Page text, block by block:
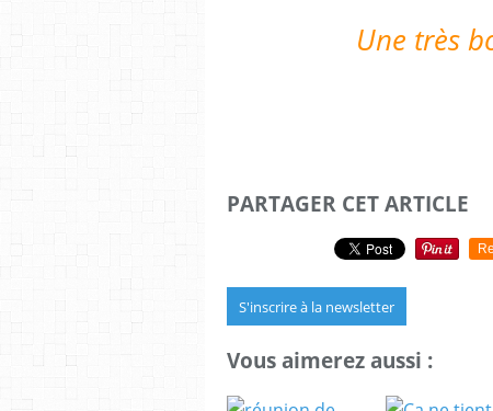
Une très
PARTAGER CET ARTICLE
S'inscrire à la newsletter
Vous aimerez aussi :